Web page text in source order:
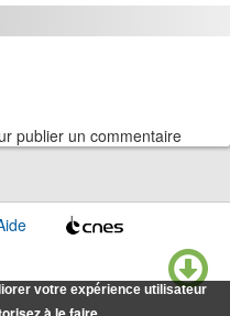
publier un commentaire
votre expérience utilisateur